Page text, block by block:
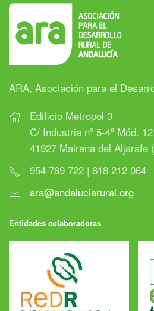
ARA, Asociación para el
Edificio Metropol 3
C/ Industria nº 5-4ª Mód. 12
41927 Mairena del Aljarafe
954 769 722 | 618 212 064
ara@andaluciarural.org
Entidades colaboradoras